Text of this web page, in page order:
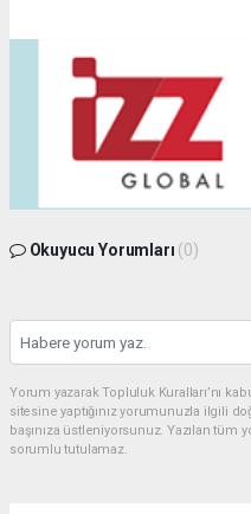
Okuyucu Yorumları (0)
Yorum yazarak Topluluk Kuralları’nı
sitesine yaptığınız yorumunuzla ilgili
başınıza üstleniyorsunuz. Yazılan
sorumlu tutulamaz.